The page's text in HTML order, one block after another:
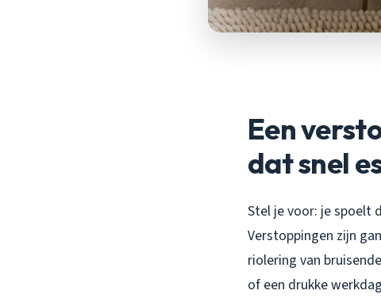
Een
dat snel
Stel je voor: je spoelt
Verstoppingen zijn
riolering van
of een drukke